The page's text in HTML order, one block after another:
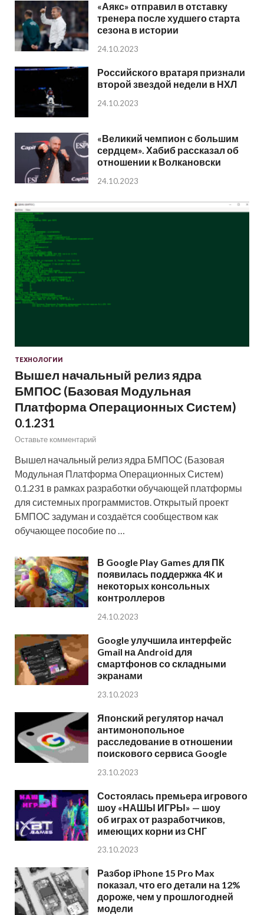
«Аякс» отправил в отставку
тренера после худшего старта
сезона в истории
24.10.2023
Российского вратаря признали
второй звездой недели в НХЛ
24.10.2023
«Великий чемпион с большим
сердцем». Хабиб рассказал об
отношении к Волкановски
24.10.2023
ТЕХНОЛОГИИ
Вышел начальный релиз ядра
БМПОС (Базовая Модульная
Платформа Операционных Систем)
0.1.231
Оставьте комментарий
Вышел начальный релиз ядра БМПОС (Базовая
Модульная Платформа Операционных Систем)
0.1.231 в рамках разработки обучающей платформы
для системных программистов. Открытый проект
БМПОС задуман и создаётся сообществом как
обучающее пособие по …
В Google Play Games для ПК
появилась поддержка 4K и
некоторых консольных
контроллеров
24.10.2023
Google улучшила интерфейс
Gmail на Android для
смартфонов со складными
экранами
23.10.2023
Японский регулятор начал
антимонопольное
расследование в отношении
поискового сервиса Google
23.10.2023
Состоялась премьера игрового
шоу «НАШЫ ИГРЫ» — шоу
об играх от разработчиков,
имеющих корни из СНГ
23.10.2023
Разбор iPhone 15 Pro Max
показал, что его детали на 12%
дороже, чем у прошлогодней
модели